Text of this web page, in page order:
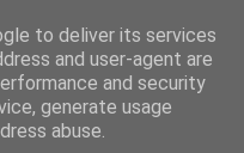
to deliver its services
and user-agent are
and security
generate usage
abuse.